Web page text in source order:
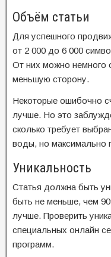
Объём статьи
Для успешного
от 2 000 до 6 000
От них можно немного
меньшую сторону.
Некоторые ошибочно
лучше. Но это
сколько требует
воды, но максимально
Уникальность
Статья должна быть
быть не меньше, чем
лучше. Проверить
специальных онлайн
программ.